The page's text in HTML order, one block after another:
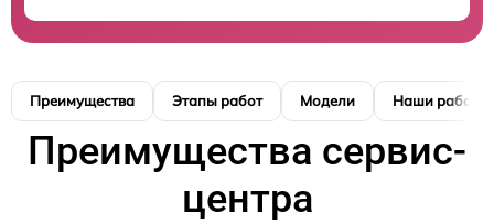
Преимущества Этапы работ Модели Наши работы
Преимущества сервис-
центра